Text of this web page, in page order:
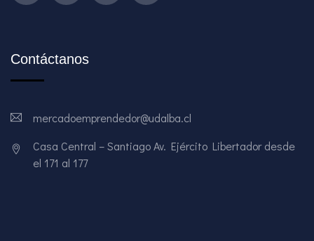
Contáctanos
mercadoemprendedor@udalba.cl
Casa Central – Santiago Av. Ejército Libertador desde
el 171 al 177